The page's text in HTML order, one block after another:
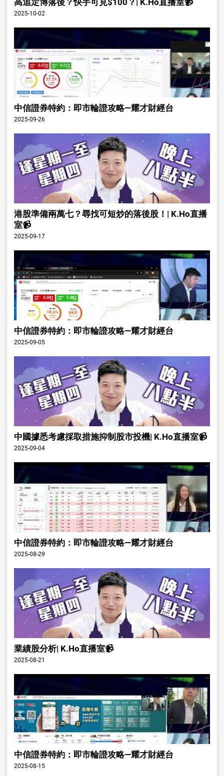
2025-10-02
中信證券特約：即市輪證攻略—耀才財經台
2025-09-26
港股準備兩萬七？尋找可短炒的落後股！| K.Ho直播
室📹
2025-09-17
中信證券特約：即市輪證攻略—耀才財經台
2025-09-05
中國據悉考慮採取措施抑制股市投機| K.Ho直播室📹
2025-09-04
中信證券特約：即市輪證攻略—耀才財經台
2025-08-29
業績股分析| K.Ho直播室📹
2025-08-21
中信證券特約：即市輪證攻略—耀才財經台
2025-08-15